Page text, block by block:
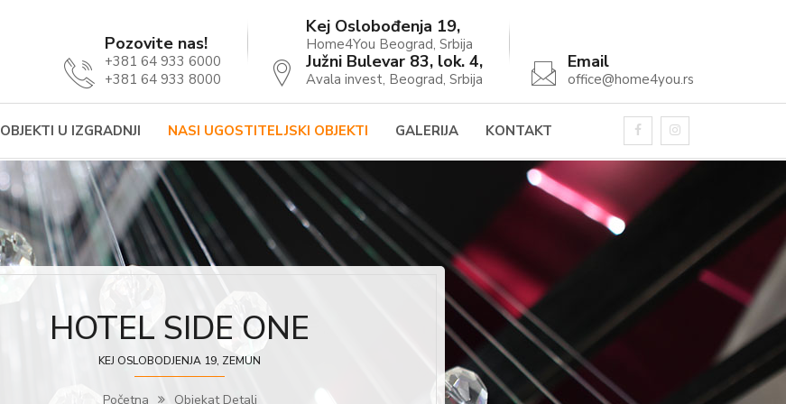
Pozovite nas!
+381 64 933 6000
+381 64 933 8000
Kej Oslobođenja 19,
Home4You Beograd, Srbija
Južni Bulevar 83, lok. 4,
Avala invest, Beograd, Srbija
Email
office@home4you.rs
OBJEKTI U IZGRADNJI NASI UGOSTITELJSKI OBJEKTI GALERIJA KONTAKT
HOTEL SIDE ONE
KEJ OSLOBODJENJA 19, ZEMUN
Početna Objekat Detalj